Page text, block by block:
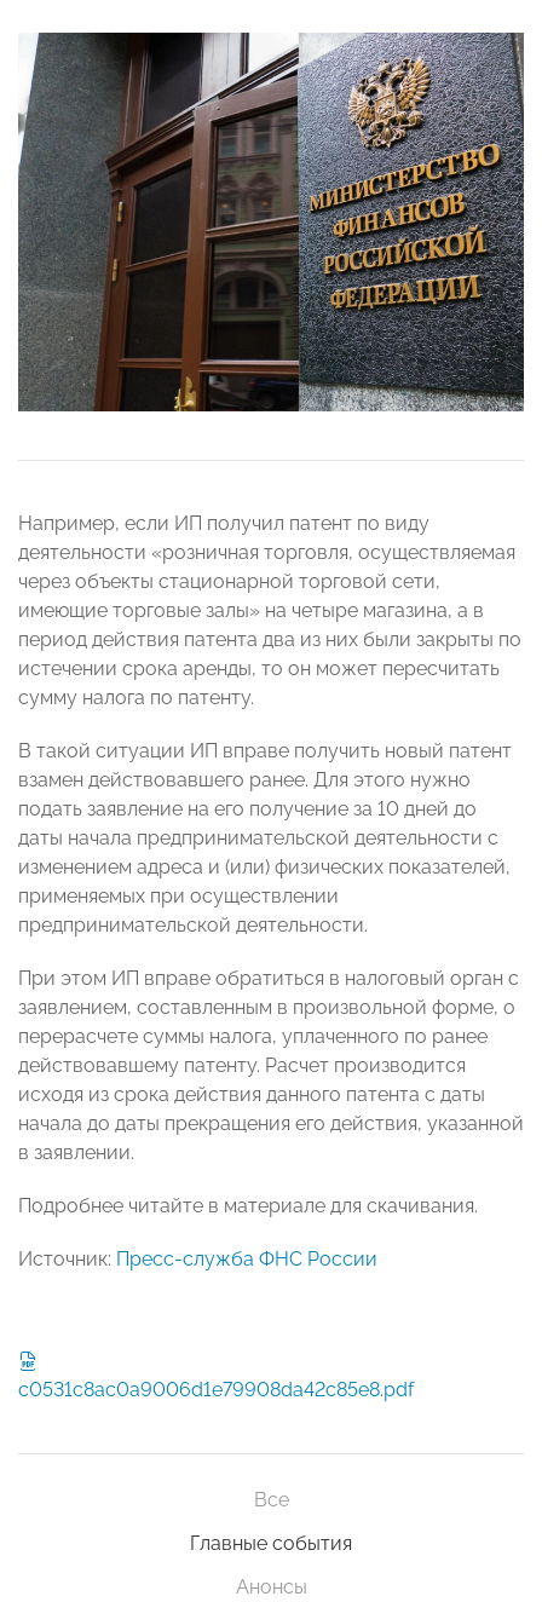
Например, если ИП получил патент по виду
деятельности «розничная торговля, осуществляемая
через объекты стационарной торговой сети,
имеющие торговые залы» на четыре магазина, а в
период действия патента два из них были закрыты по
истечении срока аренды, то он может пересчитать
сумму налога по патенту.
В такой ситуации ИП вправе получить новый патент
взамен действовавшего ранее. Для этого нужно
подать заявление на его получение за 10 дней до
даты начала предпринимательской деятельности с
изменением адреса и (или) физических показателей,
применяемых при осуществлении
предпринимательской деятельности.
При этом ИП вправе обратиться в налоговый орган с
заявлением, составленным в произвольной форме, о
перерасчете суммы налога, уплаченного по ранее
действовавшему патенту. Расчет производится
исходя из срока действия данного патента с даты
начала до даты прекращения его действия, указанной
в заявлении.
Подробнее читайте в материале для скачивания.
Источник: Пресс-служба ФНС России
c0531c8ac0a9006d1e79908da42c85e8.pdf
Все
Главные события
Анонсы